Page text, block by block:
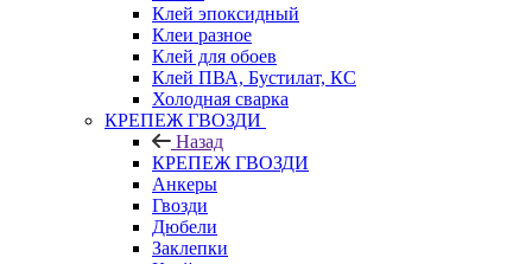
Клей эпоксидный
Клеи разное
Клей для обоев
Клей ПВА, Бустилат, КС
Холодная сварка
КРЕПЕЖ ГВОЗДИ
Назад
КРЕПЕЖ ГВОЗДИ
Анкеры
Гвозди
Дюбели
Заклепки